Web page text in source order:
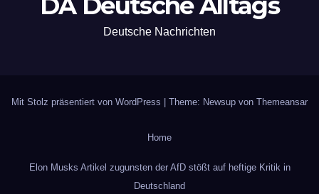
Deutsche Nachrichten
Mit Stolz präsentiert von WordPress Theme: Newsup von Themeansar
Home
Elon Musks Artikel zugunsten der AfD stößt auf heftige Kritik in
Deutschland